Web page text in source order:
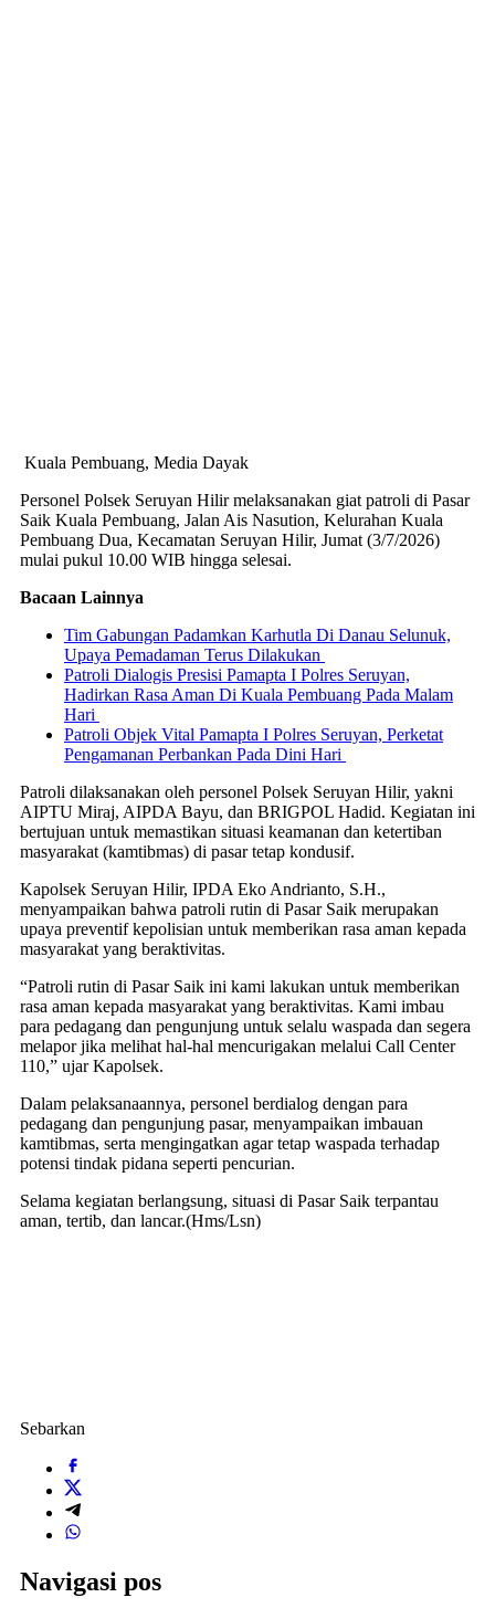
Kuala Pembuang, Media Dayak
Personel Polsek Seruyan Hilir melaksanakan giat patroli di Pasar
Saik Kuala Pembuang, Jalan Ais Nasution, Kelurahan Kuala
Pembuang Dua, Kecamatan Seruyan Hilir, Jumat (3/7/2026)
mulai pukul 10.00 WIB hingga selesai.
Bacaan Lainnya
Tim Gabungan Padamkan Karhutla Di Danau Selunuk,
Upaya Pemadaman Terus Dilakukan
Patroli Dialogis Presisi Pamapta I Polres Seruyan,
Hadirkan Rasa Aman Di Kuala Pembuang Pada Malam
Hari
Patroli Objek Vital Pamapta I Polres Seruyan, Perketat
Pengamanan Perbankan Pada Dini Hari
Patroli dilaksanakan oleh personel Polsek Seruyan Hilir, yakni
AIPTU Miraj, AIPDA Bayu, dan BRIGPOL Hadid. Kegiatan ini
bertujuan untuk memastikan situasi keamanan dan ketertiban
masyarakat (kamtibmas) di pasar tetap kondusif.
Kapolsek Seruyan Hilir, IPDA Eko Andrianto, S.H.,
menyampaikan bahwa patroli rutin di Pasar Saik merupakan
upaya preventif kepolisian untuk memberikan rasa aman kepada
masyarakat yang beraktivitas.
“Patroli rutin di Pasar Saik ini kami lakukan untuk memberikan
rasa aman kepada masyarakat yang beraktivitas. Kami imbau
para pedagang dan pengunjung untuk selalu waspada dan segera
melapor jika melihat hal-hal mencurigakan melalui Call Center
110,” ujar Kapolsek.
Dalam pelaksanaannya, personel berdialog dengan para
pedagang dan pengunjung pasar, menyampaikan imbauan
kamtibmas, serta mengingatkan agar tetap waspada terhadap
potensi tindak pidana seperti pencurian.
Selama kegiatan berlangsung, situasi di Pasar Saik terpantau
aman, tertib, dan lancar.(Hms/Lsn)
Sebarkan
Navigasi pos